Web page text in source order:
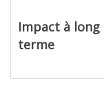
Impact à long
terme